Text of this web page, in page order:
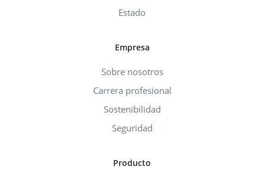
Estado
Empresa
Sobre nosotros
Carrera profesional
Sostenibilidad
Seguridad
Producto